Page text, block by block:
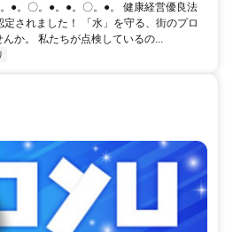
●。〇。●。●。〇。●。 健康経営優良法
されました！ 「水」を守る、街のプロ
か。 私たちが点検しているの...